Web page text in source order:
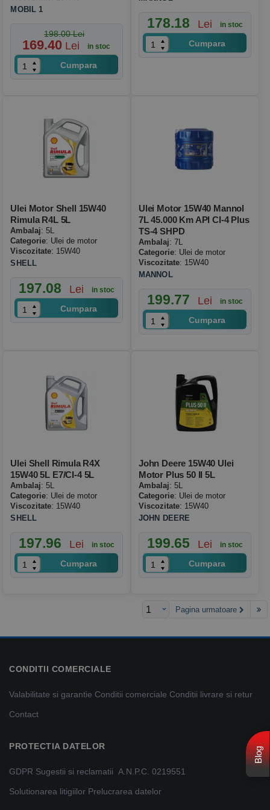
MOBIL 1
198.00 Lei
169.40 Lei in stoc
Cumpara
178.18 Lei in stoc
Cumpara
Ulei Motor Shell 15W40
Rimula R4L 5L
Ambalaj: 5L
Categorie: Ulei de motor
Viscozitate: 15W40
SHELL
197.08 Lei in stoc
Cumpara
Ulei Motor 15W40 Mannol
7L 45.000 Km API CI-4 Plus
TS-4 SHPD
Ambalaj: 7L
Categorie: Ulei de motor
Viscozitate: 15W40
MANNOL
199.77 Lei in stoc
Cumpara
Ulei Shell Rimula R4X
15W40 5L E7/CI-4 5L
Ambalaj: 5L
Categorie: Ulei de motor
Viscozitate: 15W40
SHELL
197.96 Lei in stoc
Cumpara
John Deere 15W40 Ulei
Motor Plus 50 II 5L
Ambalaj: 5L
Categorie: Ulei de motor
Viscozitate: 15W40
JOHN DEERE
199.65 Lei in stoc
Cumpara
Pagina urmatoare
CONDITII COMERCIALE
Valabilitate si garantie Conditii comerciale Conditii livrare si retur
Contact
PROTECTIA DATELOR
GDPR Sugestii si reclamatii A.N.P.C. 0219551
Solutionarea litigiilor Prelucrarea datelor
Blog